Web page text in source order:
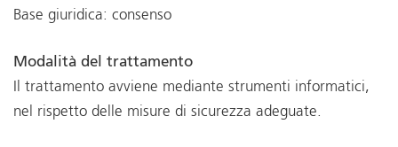
Base giuridica: consenso
Modalità del trattamento
Il trattamento avviene mediante strumenti informatici,
nel rispetto delle misure di sicurezza adeguate.